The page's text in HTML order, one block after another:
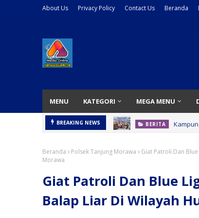
About Us Privacy Policy Contact Us Beranda
MENU KATEGORI MEGA MENU
BREAKING NEWS BERITA
Beranda Polsek Tanjung Morawa
Giat Patroli Dan
Morawa
Giat Patroli Dan Blue
Balap Liar Di Wilayah